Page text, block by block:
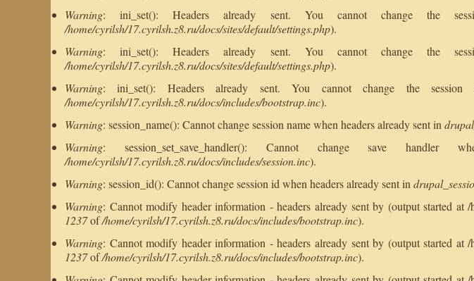
Warning: ini_set(): Headers already sent. You cannot change the
/home/cyrilsh/17.cyrilsh.z8.ru/docs/sites/default/settings.php).
Warning: ini_set(): Headers already sent. You cannot change the
/home/cyrilsh/17.cyrilsh.z8.ru/docs/sites/default/settings.php).
Warning: ini_set(): Headers already sent. You cannot change the
/home/cyrilsh/17.cyrilsh.z8.ru/docs/includes/bootstrap.inc).
Warning: session_name(): Cannot change session name when headers already sent in
Warning: session_set_save_handler(): Cannot change save
/home/cyrilsh/17.cyrilsh.z8.ru/docs/includes/session.inc).
Warning: session_id(): Cannot change session id when headers already sent in
Warning: Cannot modify header information - headers already sent by (output started
1237of/home/cyrilsh/17.cyrilsh.z8.ru/docs/includes/bootstrap.inc).
Warning: Cannot modify header information - headers already sent by (output started
1237of/home/cyrilsh/17.cyrilsh.z8.ru/docs/includes/bootstrap.inc).